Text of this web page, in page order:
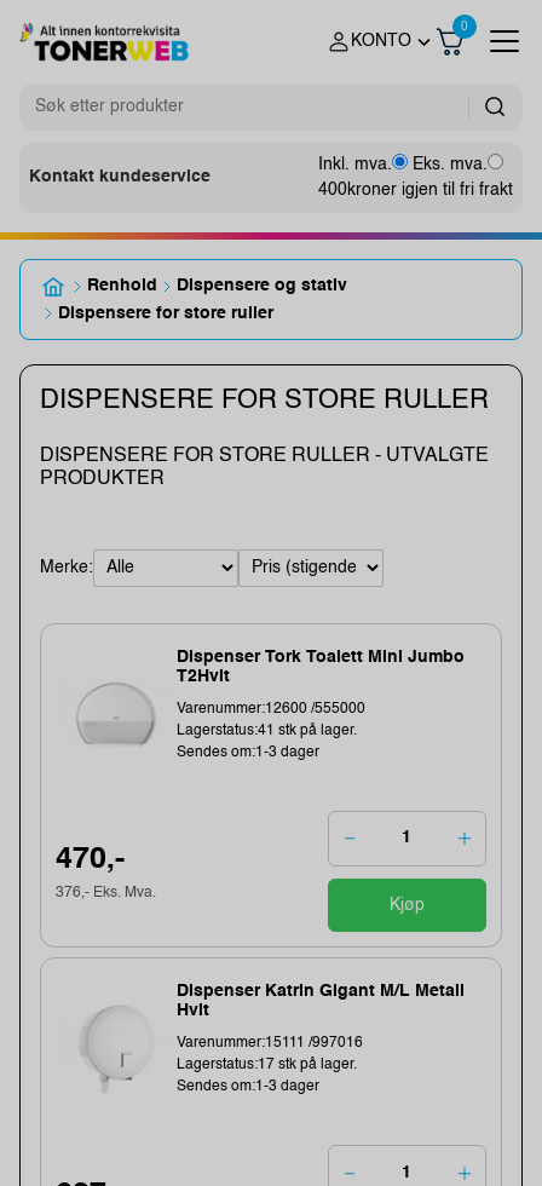
KONTO
0
Kontakt kundeservice
Inkl. mva.
Eks. mva.
400kroner igjen til fri frakt
Renhold
Dispensere og stativ
Dispensere for store ruller
DISPENSERE FOR STORE RULLER
DISPENSERE FOR STORE RULLER - UTVALGTE
PRODUKTER
Merke:
Dispenser Tork Toalett Mini Jumbo
T2Hvit
Varenummer:12600 /555000
Lagerstatus:41 stk på lager.
Sendes om:1-3 dager
470,-
376,- Eks. Mva.
Kjøp
Dispenser Katrin Gigant M/L Metall
Hvit
Varenummer:15111 /997016
Lagerstatus:17 stk på lager.
Sendes om:1-3 dager